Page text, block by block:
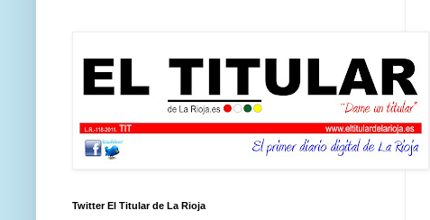
Twitter El Titular de La Rioja